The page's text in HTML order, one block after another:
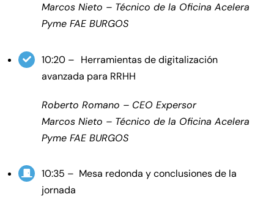
Marcos Nieto – Técnico de la Oficina Acelera
Pyme FAE BURGOS
10:20 – Herramientas de digitalización
avanzada para RRHH
Roberto Romano – CEO Expersor
Marcos Nieto – Técnico de la Oficina Acelera
Pyme FAE BURGOS
10:35 – Mesa redonda y conclusiones de la
jornada